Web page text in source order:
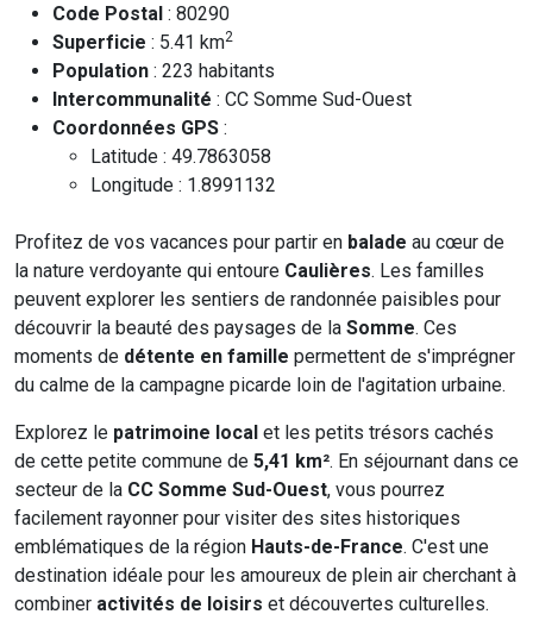
Code Postal : 80290
Superficie : 5.41 km2
Population : 223 habitants
Intercommunalité : CC Somme Sud-Ouest
Coordonnées GPS :
Latitude : 49.7863058
Longitude : 1.8991132
Profitez de vos vacances pour partir en balade au cœur de
la nature verdoyante qui entoure Caulières. Les familles
peuvent explorer les sentiers de randonnée paisibles pour
découvrir la beauté des paysages de la Somme. Ces
moments de détente en famille permettent de s'imprégner
du calme de la campagne picarde loin de l'agitation urbaine.
Explorez le patrimoine local et les petits trésors cachés
de cette petite commune de 5,41 km². En séjournant dans ce
secteur de la CC Somme Sud-Ouest, vous pourrez
facilement rayonner pour visiter des sites historiques
emblématiques de la région Hauts-de-France. C'est une
destination idéale pour les amoureux de plein air cherchant à
combiner activités de loisirs et découvertes culturelles.